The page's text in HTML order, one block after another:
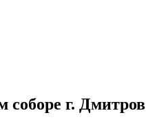
соборе г. Дмитров